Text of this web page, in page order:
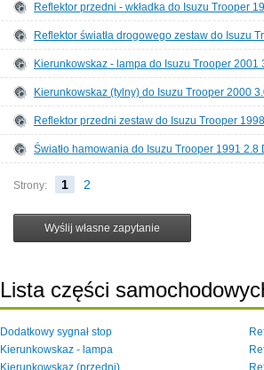
Reflektor przedni - wkładka do Isuzu Trooper
Reflektor światła drogowego zestaw do Isuzu
Kierunkowskaz - lampa do Isuzu Trooper 2001
Kierunkowskaz (tylny) do Isuzu Trooper 2000
Reflektor przedni zestaw do Isuzu Trooper
Światło hamowania do Isuzu Trooper 1991 2.8
Strony: 1 2
Lista części
Dodatkowy sygnał stop
Kierunkowskaz - lampa
Kierunkowskaz (przedni)